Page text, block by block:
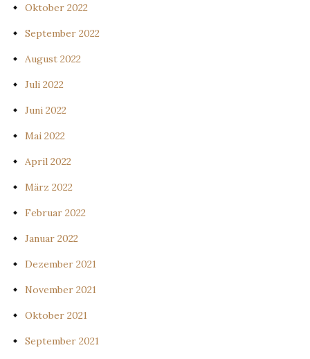
Oktober 2022
September 2022
August 2022
Juli 2022
Juni 2022
Mai 2022
April 2022
März 2022
Februar 2022
Januar 2022
Dezember 2021
November 2021
Oktober 2021
September 2021